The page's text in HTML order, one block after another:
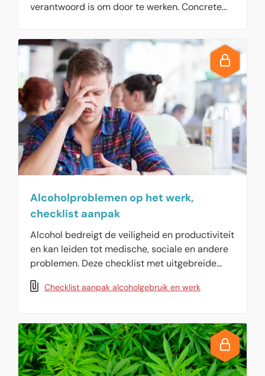
verantwoord is om door te werken. Concrete
nagedacht.
Alcoholproblemen op het werk,
checklist aanpak
Alcohol bedreigt de veiligheid en productiviteit
en kan leiden tot medische, sociale en andere
problemen. Deze checklist met uitgebreide
toelichting helpt bij het opzetten van een
duidelijk alcoholbeleid.
Checklist aanpak alcoholgebruik en werk